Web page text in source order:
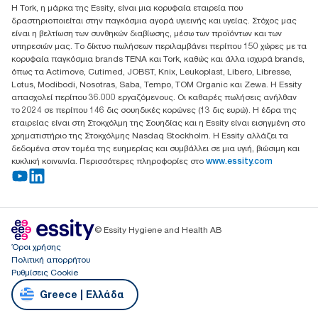
17th klm.National Road Athens-Lamia &2 Kalamatas
14564 N.Kifissia, Athens-Greece
Mob: +306932474930 (για Ελλάδα & Κύπρο)
Η Tork, η μάρκα της Essity, είναι μια κορυφαία εταιρεία που
δραστηριοποιείται στην παγκόσμια αγορά υγιεινής και υγείας. Στόχος μας
είναι η βελτίωση των συνθηκών διαβίωσης, μέσω των προϊόντων και των
υπηρεσιών μας. Το δίκτυο πωλήσεων περιλαμβάνει περίπου 150 χώρες με τα
κορυφαία παγκόσμια brands TENA και Tork, καθώς και άλλα ισχυρά brands,
όπως τα Actimove, Cutimed, JOBST, Knix, Leukoplast, Libero, Libresse,
Lotus, Modibodi, Nosotras, Saba, Tempo, TOM Organic και Zewa. Η Essity
απασχολεί περίπου 36.000 εργαζόμενους. Οι καθαρές πωλήσεις ανήλθαν
το 2024 σε περίπου 146 δις σουηδικές κορώνες (13 δις ευρώ). Η έδρα της
εταιρείας είναι στη Στοκχόλμη της Σουηδίας και η Essity είναι εισηγμένη στο
χρηματιστήριο της Στοκχόλμης Nasdaq Stockholm. Η Essity αλλάζει τα
δεδομένα στον τομέα της ευημερίας και συμβάλλει σε μια υγιή, βιώσιμη και
κυκλική κοινωνία. Περισσότερες πληροφορίες στο www.essity.com
© Essity Hygiene and Health AB
Όροι χρήσης
Πολιτική απορρήτου
Ρυθμίσεις Cookie
Greece | Ελλάδα